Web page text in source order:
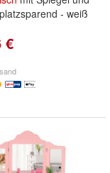
- weiß
€